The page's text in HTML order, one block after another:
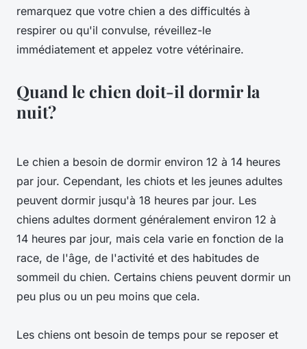
remarquez que votre chien a des difficultés à
respirer ou qu'il convulse, réveillez-le
immédiatement et appelez votre vétérinaire.
Quand le chien doit-il dormir la
nuit?
Le chien a besoin de dormir environ 12 à 14 heures
par jour. Cependant, les chiots et les jeunes adultes
peuvent dormir jusqu'à 18 heures par jour. Les
chiens adultes dorment généralement environ 12 à
14 heures par jour, mais cela varie en fonction de la
race, de l'âge, de l'activité et des habitudes de
sommeil du chien. Certains chiens peuvent dormir un
peu plus ou un peu moins que cela.
Les chiens ont besoin de temps pour se reposer et